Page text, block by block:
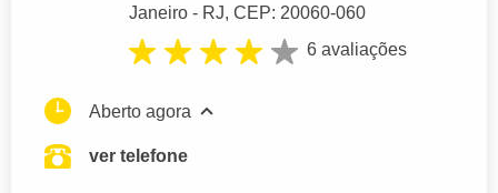
Janeiro - RJ, CEP: 20060-060
6 avaliações
Aberto agora
ver telefone